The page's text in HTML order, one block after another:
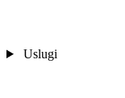
Uslugi